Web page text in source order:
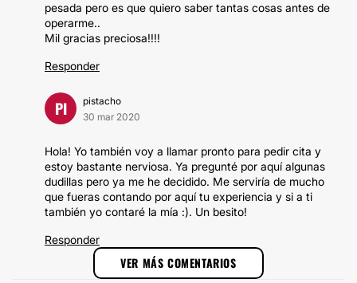
pesada pero es que quiero saber tantas cosas antes de
operarme..
Mil gracias preciosa!!!!
Responder
PI
pistacho
30 mar 2020
Hola! Yo también voy a llamar pronto para pedir cita y
estoy bastante nerviosa. Ya pregunté por aquí algunas
dudillas pero ya me he decidido. Me serviría de mucho
que fueras contando por aquí tu experiencia y si a ti
también yo contaré la mía :). Un besito!
Responder
VER MÁS COMENTARIOS